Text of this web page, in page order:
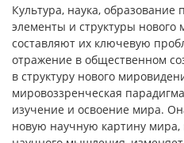
Культура, наука, образование
элементы и структуры нового
составляют их ключевую
отражение в общественном
в структуру нового
мировоззренческая
изучение и освоение мира.
новую научную картину мира,